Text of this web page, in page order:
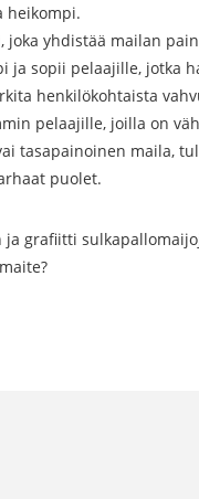
heikompi.
yhdistää mailan
ja sopii pelaajille, jotka
henkilökohtaista
pelaajille, joilla on
tasapainoinen maila,
puolet.
grafiitti